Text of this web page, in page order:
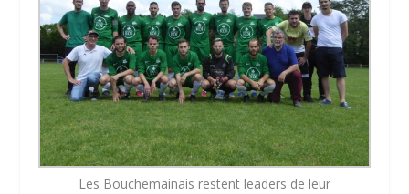
Les Bouchemainais restent leaders de leur